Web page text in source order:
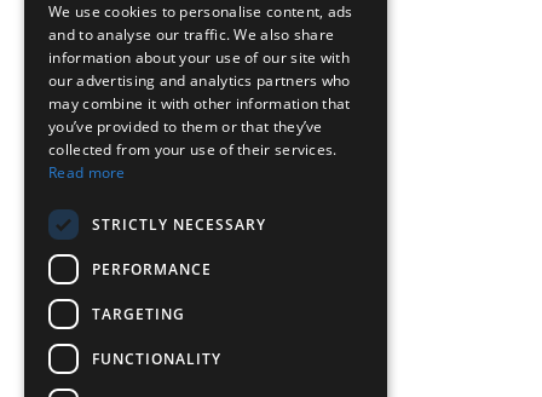
ΕΠΙΚΟΙΝΩΝΙΑ
Chr.Lada 44, 12132, Peristeri, Atina
Tel: 210-5746040, 210-5758849
We use cookies to personalise content, ads
and to analyse our traffic. We also share
information about your use of our site with
our advertising and analytics partners who
may combine it with other information that
you’ve provided to them or that they’ve
collected from your use of their services.
Read more
STRICTLY NECESSARY
PERFORMANCE
TARGETING
FUNCTIONALITY